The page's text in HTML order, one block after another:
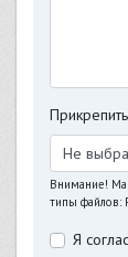
Не
Внимание!
типы файлов:
Я